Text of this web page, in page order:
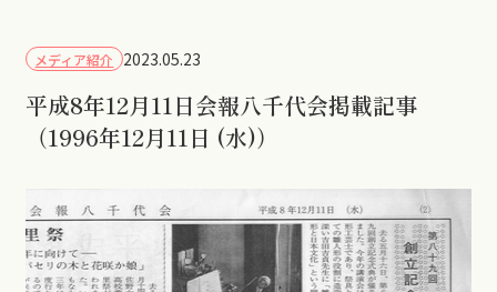
メディア紹介 2023.05.23
平成8年12月11日会報八千代会掲載記事
（1996年12月11日 (水)）